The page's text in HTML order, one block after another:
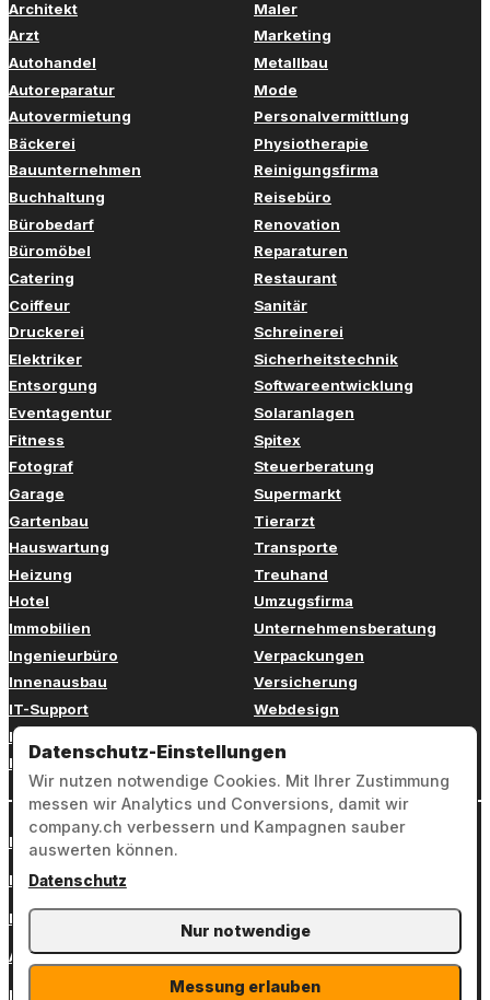
Architekt
Arzt
Autohandel
Autoreparatur
Autovermietung
Bäckerei
Bauunternehmen
Buchhaltung
Bürobedarf
Büromöbel
Catering
Coiffeur
Druckerei
Elektriker
Entsorgung
Eventagentur
Fitness
Fotograf
Garage
Gartenbau
Hauswartung
Heizung
Hotel
Immobilien
Ingenieurbüro
Innenausbau
IT-Support
Kinderbetreuung
Kosmetik
Maler
Marketing
Metallbau
Mode
Personalvermittlung
Physiotherapie
Reinigungsfirma
Reisebüro
Renovation
Reparaturen
Restaurant
Sanitär
Schreinerei
Sicherheitstechnik
Softwareentwicklung
Solaranlagen
Spitex
Steuerberatung
Supermarkt
Tierarzt
Transporte
Treuhand
Umzugsfirma
Unternehmensberatung
Verpackungen
Versicherung
Webdesign
Zahnarzt
Login
Impressum
Datenschutz
AGB
Kontakt
Datenschutz-Einstellungen
Wir nutzen notwendige Cookies. Mit Ihrer Zustimmung
messen wir Analytics und Conversions, damit wir
company.ch verbessern und Kampagnen sauber
auswerten können.
Datenschutz
Nur notwendige
Messung erlauben